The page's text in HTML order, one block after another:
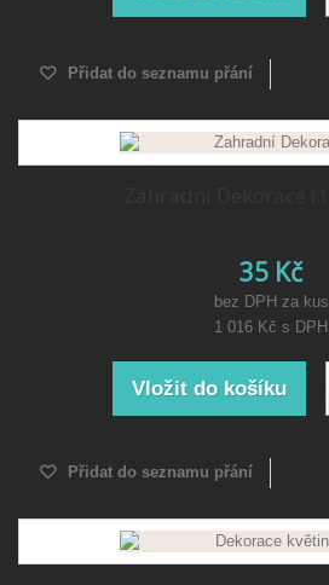
Přidat do seznamu přání
35 Kč
bez DPH za kus
1 016 Kč s DPH
Vložit do košíku
Přidat do seznamu přání